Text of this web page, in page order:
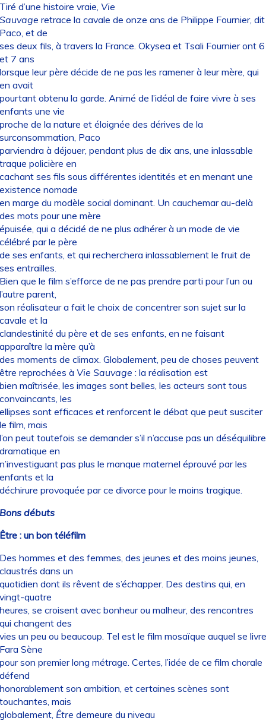
d’une histoire vraie, Vie
retrace la cavale de onze ans de Philippe Fournier, dit
et de
deux fils, à travers la France. Okysea et Tsali Fournier ont 6
7 ans
leur père décide de ne pas les ramener à leur mère, qui
avait
obtenu la garde. Animé de l’idéal de faire vivre à ses
une vie
de la nature et éloignée des dérives de la
Paco
à déjouer, pendant plus de dix ans, une inlassable
policière en
ses fils sous différentes identités et en menant une
nomade
marge du modèle social dominant. Un cauchemar au-delà
mots pour une mère
qui a décidé de ne plus adhérer à un mode de vie
par le père
ses enfants, et qui recherchera inlassablement le fruit de
entrailles.
que le film s’efforce de ne pas prendre parti pour l’un ou
parent,
réalisateur a fait le choix de concentrer son sujet sur la
et la
du père et de ses enfants, en ne faisant
la mère qu’à
moments de climax. Globalement, peu de choses peuvent
reprochées à Vie Sauvage : la réalisation est
maîtrisée, les images sont belles, les acteurs sont tous
les
sont efficaces et renforcent le débat que peut susciter
film, mais
peut toutefois se demander s’il n’accuse pas un déséquilibre
en
pas plus le manque maternel éprouvé par les
et la
provoquée par ce divorce pour le moins tragique.
débuts
: un bon téléfilm
hommes et des femmes, des jeunes et des moins jeunes,
dans un
dont ils rêvent de s’échapper. Des destins qui, en
quatre
se croisent avec bonheur ou malheur, des rencontres
changent des
un peu ou beaucoup. Tel est le film mosaïque auquel se livre
Sène
son premier long métrage. Certes, l’idée de ce film chorale
son ambition, et certaines scènes sont
mais
Être demeure du niveau